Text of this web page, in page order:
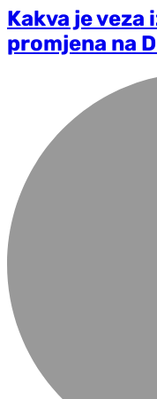
Kakva je veza
promjena na